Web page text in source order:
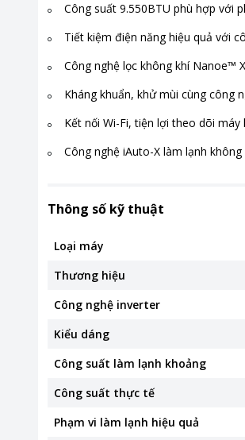
Công suất 9.550BTU phù hợp với
Tiết kiệm điện năng hiệu quả với
Công nghệ lọc không khí Nanoe™
Kháng khuẩn, khử mùi cùng công
Kết nối Wi-Fi, tiện lợi theo dõi máy
Công nghệ iAuto-X làm lạnh
Thông số kỹ thuật
Loại máy
Thương hiệu
Công nghệ inverter
Kiểu dáng
Công suất làm lạnh khoảng
Công suất thực tế
Phạm vi làm lạnh hiệu quả